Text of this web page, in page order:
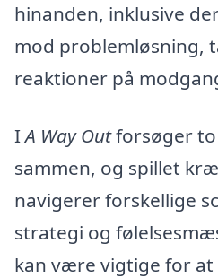
hinanden, inklusive
mod problemløsning,
reaktioner på
IA Way Outforsøger to
sammen, og spillet
navigerer forskellige
strategi og
kan være vigtige for at